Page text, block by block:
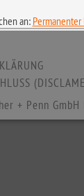
an: Permanenter
+ Penn GmbH